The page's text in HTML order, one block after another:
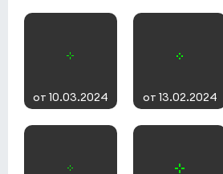
от 10.03.2024 от 13.02.2024